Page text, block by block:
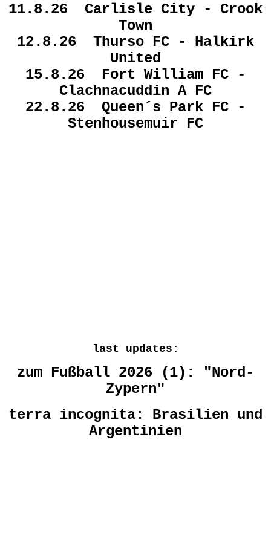
11.8.26 Carlisle City - Crook
Town
12.8.26 Thurso FC - Halkirk
United
15.8.26 Fort William FC -
Clachnacuddin A FC
22.8.26 Queen´s Park FC -
Stenhousemuir FC
last updates:
zum Fußball 2026 (1): "Nord-
Zypern"
terra incognita: Brasilien und
Argentinien